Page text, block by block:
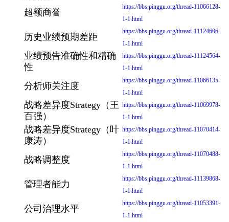
超额商誉
https://bbs.pinggu.org/thread-11066128-
1-1.html
历史业绩预期差距
https://bbs.pinggu.org/thread-11124606-
1-1.html
业绩预告准确性和精确
性
https://bbs.pinggu.org/thread-11124564-
1-1.html
分析师关注度
https://bbs.pinggu.org/thread-11066135-
1-1.html
战略差异度Strategy（王
百强）
https://bbs.pinggu.org/thread-11069978-
1-1.html
战略差异度Strategy（叶
康涛）
https://bbs.pinggu.org/thread-11070414-
1-1.html
战略调整度
https://bbs.pinggu.org/thread-11070488-
1-1.html
管理者能力
https://bbs.pinggu.org/thread-11139868-
1-1.html
公司治理水平
https://bbs.pinggu.org/thread-11053391-
1-1.html